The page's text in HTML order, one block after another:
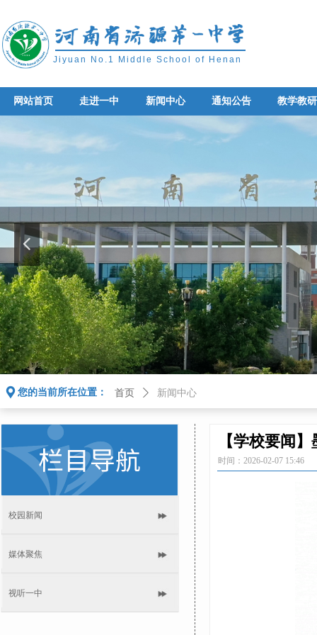
Jiyuan No.1 Middle School of Henan
网站首页
网站首页
走进一中 新闻中心
新闻中心
通知公告
通知公告
教学教研
教学教研
您的当前所在位置： 首页 ꄲ 新闻中心
끇
넳
校园新闻
媒体聚焦
视听一中
时间： 2026-02-07 15:46
【学校要闻